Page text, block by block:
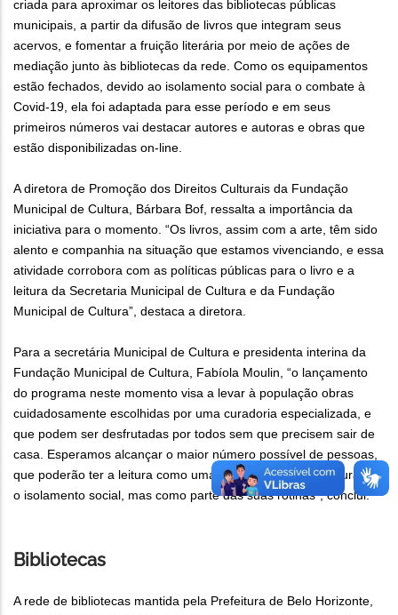
criada para aproximar os leitores das bibliotecas públicas
municipais, a partir da difusão de livros que integram seus
acervos, e fomentar a fruição literária por meio de ações de
mediação junto às bibliotecas da rede. Como os equipamentos
estão fechados, devido ao isolamento social para o combate à
Covid-19, ela foi adaptada para esse período e em seus
primeiros números vai destacar autores e autoras e obras que
estão disponibilizadas on-line.
A diretora de Promoção dos Direitos Culturais da Fundação
Municipal de Cultura, Bárbara Bof, ressalta a importância da
iniciativa para o momento. “Os livros, assim com a arte, têm sido
alento e companhia na situação que estamos vivenciando, e essa
atividade corrobora com as políticas públicas para o livro e a
leitura da Secretaria Municipal de Cultura e da Fundação
Municipal de Cultura”, destaca a diretora.
Para a secretária Municipal de Cultura e presidenta interina da
Fundação Municipal de Cultura, Fabíola Moulin, “o lançamento
do programa neste momento visa a levar à população obras
cuidadosamente escolhidas por uma curadoria especializada, e
que podem ser desfrutadas por todos sem que precisem sair de
casa. Esperamos alcançar o maior número possível de pessoas,
que poderão ter a leitura como uma aliada não somente durante
o isolamento social, mas como parte das suas rotinas”, conclui.
Bibliotecas
A rede de bibliotecas mantida pela Prefeitura de Belo Horizonte,